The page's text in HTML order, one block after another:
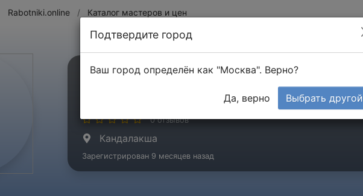
Rabotniki.online / Каталог мастеров и цен
Алексей
0 отзывов
Кандалакша
Зарегистрирован 9 месяцев назад
Подтвердите город
Ваш город определён как "Москва". Верно?
Да, верно Выбрать другой